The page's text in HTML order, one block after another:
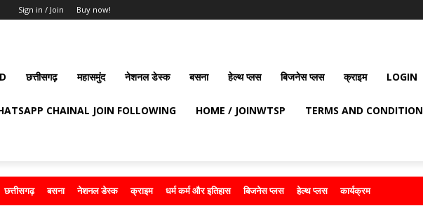
Sign in / Join Buy now!
छत्तीसगढ़ महासमुंद नेशनल डेस्क बसना हेल्थ प्लस बिजनेस प्लस क्राइम LOGIN
CHAINAL JOIN FOLLOWING HOME / JOINWTSP TERMS AND CONDITION
छत्तीसगढ़ बसना नेशनल डेस्क क्राइम धर्म कर्म और इतिहास बिजनेस प्लस हेल्थ प्लस कार्यक्रम